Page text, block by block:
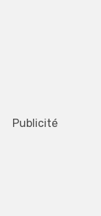
Publicité